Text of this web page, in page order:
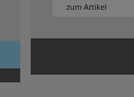
zum Artikel